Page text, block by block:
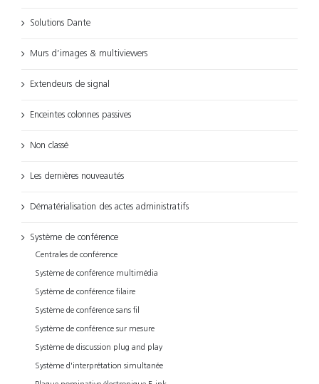
Solutions Dante
Murs d’images & multiviewers
Extendeurs de signal
Enceintes colonnes passives
Non classé
Les dernières nouveautés
Dématérialisation des actes administratifs
Système de conférence
Centrales de conférence
Système de conférence multimédia
Système de conférence filaire
Système de conférence sans fil
Système de conférence sur mesure
Système de discussion plug and play
Système d'interprétation simultanée